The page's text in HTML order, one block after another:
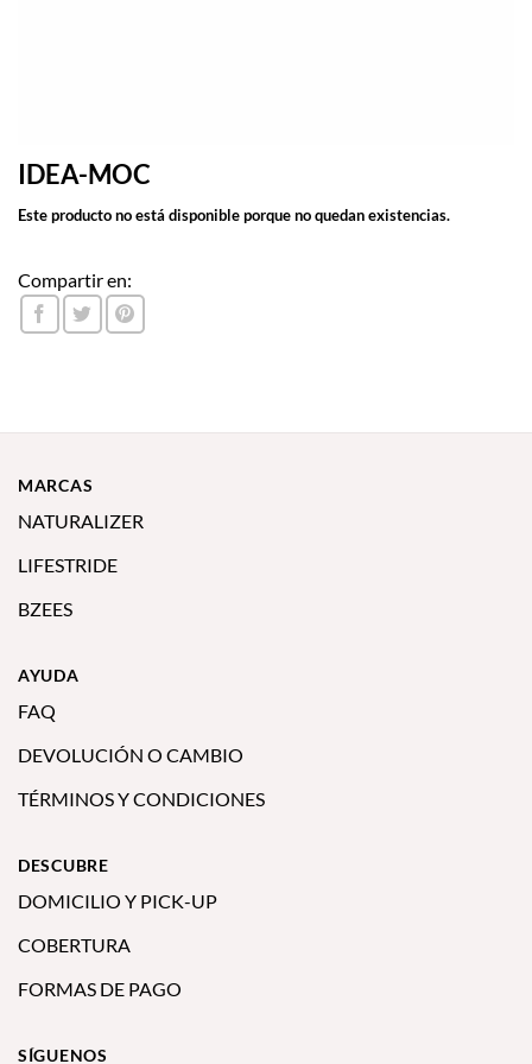
IDEA-MOC
Este producto no está disponible porque no quedan existencias.
Compartir en:
MARCAS
NATURALIZER
LIFESTRIDE
BZEES
AYUDA
FAQ
DEVOLUCIÓN O CAMBIO
TÉRMINOS Y CONDICIONES
DESCUBRE
DOMICILIO Y PICK-UP
COBERTURA
FORMAS DE PAGO
SÍGUENOS